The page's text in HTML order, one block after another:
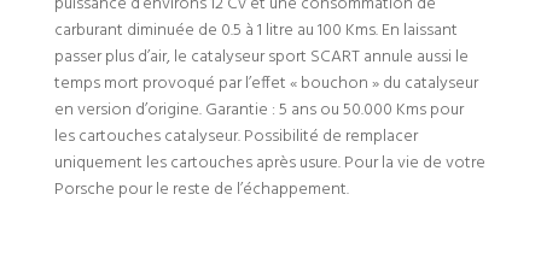
carburant diminuée de 0.5 à 1 litre au 100 Kms. En laissant
passer plus d’air, le catalyseur sport SCART annule aussi le
temps mort provoqué par l’effet « bouchon » du catalyseur
en version d’origine. Garantie : 5 ans ou 50.000 Kms pour
les cartouches catalyseur. Possibilité de remplacer
uniquement les cartouches après usure. Pour la vie de votre
Porsche pour le reste de l’échappement.